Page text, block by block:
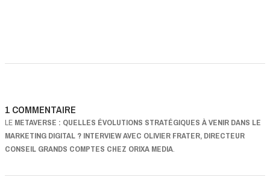
1 COMMENTAIRE
LE METAVERSE : QUELLES ÉVOLUTIONS STRATÉGIQUES À VENIR DANS LE
MARKETING DIGITAL ? INTERVIEW AVEC OLIVIER FRATER, DIRECTEUR
CONSEIL GRANDS COMPTES CHEZ ORIXA MEDIA.